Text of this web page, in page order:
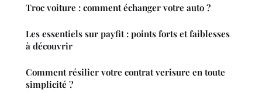
Troc voiture : comment échanger votre auto ?
Les essentiels sur payfit : points forts et faiblesses
à découvrir
Comment résilier votre contrat verisure en toute
simplicité ?